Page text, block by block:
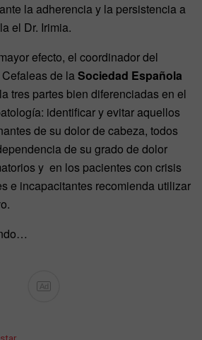
la adherencia y la persistencia a
el Dr. Irimia.
efecto, el coordinador del
de laSociedad Española
tres partes bien diferenciadas en el
identificar y evitar aquellos
de su dolor de cabeza, todos
de su grado de dolor
y en los pacientes con crisis
e incapacitantes recomienda utilizar
Ad